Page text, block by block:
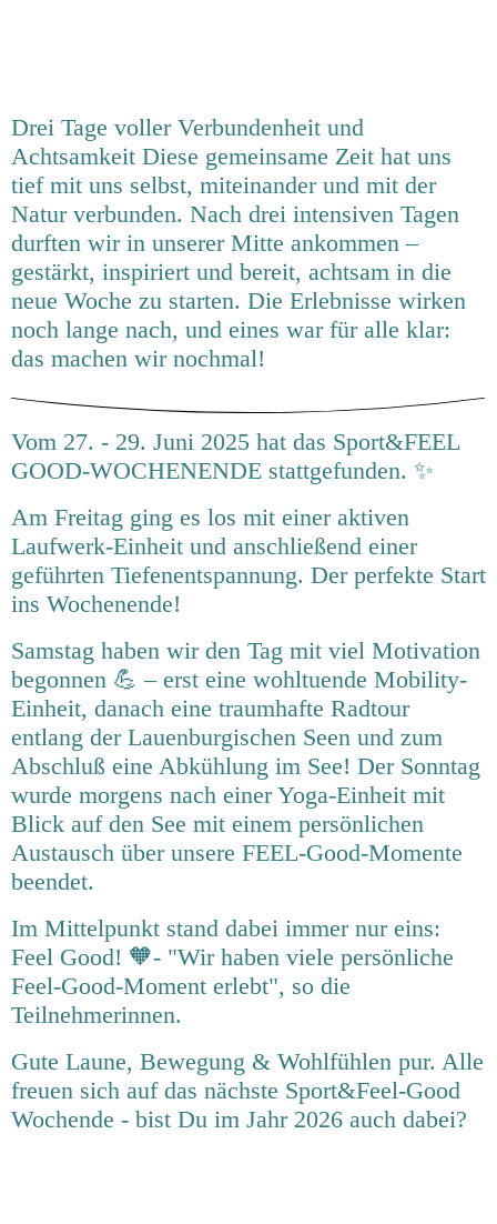
Drei Tage voller Verbundenheit und
Achtsamkeit Diese gemeinsame Zeit hat uns
tief mit uns selbst, miteinander und mit der
Natur verbunden. Nach drei intensiven Tagen
durften wir in unserer Mitte ankommen –
gestärkt, inspiriert und bereit, achtsam in die
neue Woche zu starten. Die Erlebnisse wirken
noch lange nach, und eines war für alle klar:
das machen wir nochmal!
Vom 27. - 29. Juni 2025 hat das Sport&FEEL
GOOD-WOCHENENDE stattgefunden. ✨
Am Freitag ging es los mit einer aktiven
Laufwerk-Einheit und anschließend einer
geführten Tiefenentspannung. Der perfekte Start
ins Wochenende!
Samstag haben wir den Tag mit viel Motivation
begonnen 💪 – erst eine wohltuende Mobility-
Einheit, danach eine traumhafte Radtour
entlang der Lauenburgischen Seen und zum
Abschluß eine Abkühlung im See! Der Sonntag
wurde morgens nach einer Yoga-Einheit mit
Blick auf den See mit einem persönlichen
Austausch über unsere FEEL-Good-Momente
beendet.
Im Mittelpunkt stand dabei immer nur eins:
Feel Good! 🧡- "Wir haben viele persönliche
Feel-Good-Moment erlebt", so die
Teilnehmerinnen.
Gute Laune, Bewegung & Wohlfühlen pur. Alle
freuen sich auf das nächste Sport&Feel-Good
Wochende - bist Du im Jahr 2026 auch dabei?